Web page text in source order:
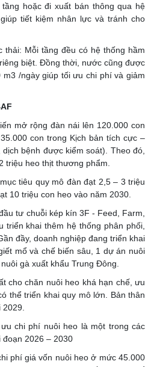
hoặc đi xuất bán thông qua hệ
tiết kiệm nhân lực và tránh cho
thải: Mỗi tầng đều có hệ thống hầm
biệt. Đồng thời, nước cũng được
/ngày giúp tối ưu chi phí và giảm
mở rộng đàn nái lên 120.000 con
con trong Kịch bản tích cực –
bệnh được kiểm soát). Theo đó,
triệu heo thịt thương phẩm.
tiêu quy mô đàn đạt 2,5 – 3 triệu
10 triệu con heo vào năm 2030.
tư chuỗi kép kín 3F - Feed, Farm,
triển khai thêm hệ thống phân phối,
đầy, doanh nghiệp đang triển khai
mổ và chế biến sâu, 1 dự án nuôi
gà xuất khẩu Trung Đông.
cho chăn nuôi heo khá hạn chế, ưu
thể triển khai quy mô lớn. Bản thân
chi phí nuôi heo là một trong các
đoạn 2026 – 2030
phí giá vốn nuôi heo ở mức 45.000